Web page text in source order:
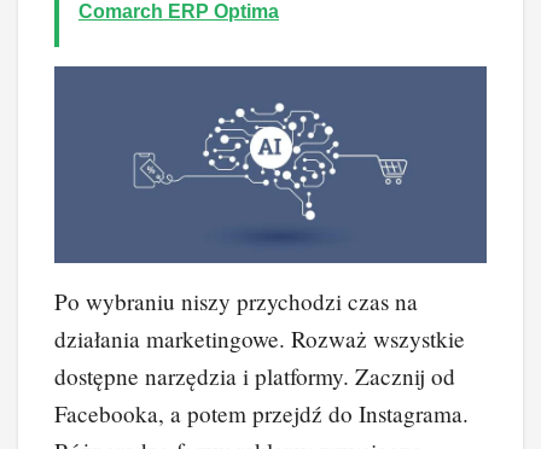
Comarch ERP Optima
Po wybraniu niszy przychodzi czas na
działania marketingowe. Rozważ wszystkie
dostępne narzędzia i platformy. Zacznij od
Facebooka, a potem przejdź do Instagrama.